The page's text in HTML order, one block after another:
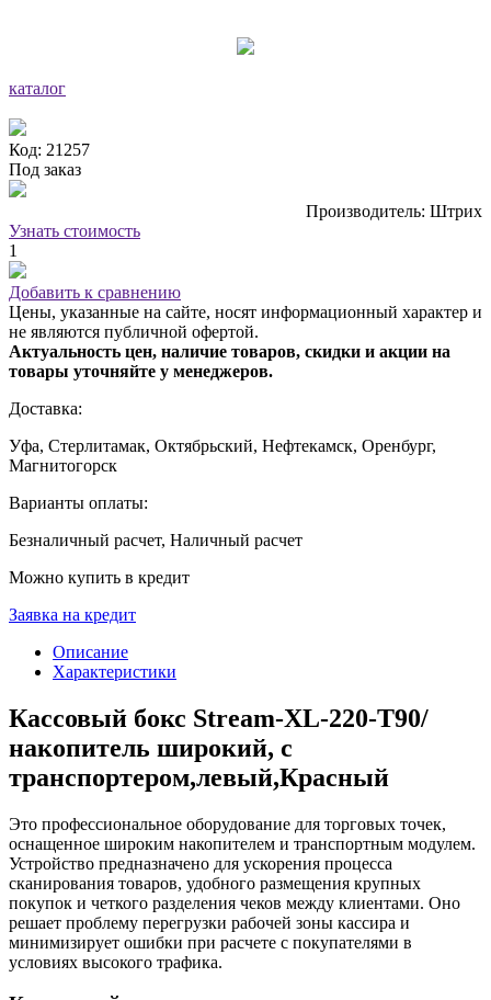
каталог
Код: 21257
Под заказ
Производитель: Штрих
Узнать стоимость
1
Добавить к сравнению
Цены, указанные на сайте, носят информационный характер и
не являются публичной офертой.
Актуальность цен, наличие товаров, скидки и акции на
товары уточняйте у менеджеров.
Доставка:
Уфа, Стерлитамак, Октябрьский, Нефтекамск, Оренбург,
Магнитогорск
Варианты оплаты:
Безналичный расчет, Наличный расчет
Можно купить в кредит
Заявка на кредит
Описание
Характеристики
Кассовый бокс Stream-XL-220-Т90/
накопитель широкий, с
транспортером,левый,Красный
Это профессиональное оборудование для торговых точек,
оснащенное широким накопителем и транспортным модулем.
Устройство предназначено для ускорения процесса
сканирования товаров, удобного размещения крупных
покупок и четкого разделения чеков между клиентами. Оно
решает проблему перегрузки рабочей зоны кассира и
минимизирует ошибки при расчете с покупателями в
условиях высокого трафика.